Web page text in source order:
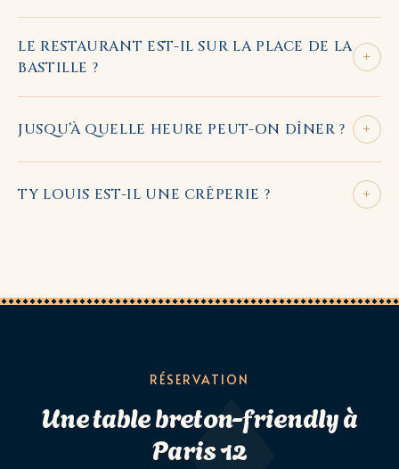
LE RESTAURANT EST-IL SUR LA PLACE DE LA
BASTILLE ?
+
JUSQU’À QUELLE HEURE PEUT-ON DÎNER ? +
TY LOUIS EST-IL UNE CRÊPERIE ? +
RÉSERVATION
Une table breton-friendly à
Paris 12